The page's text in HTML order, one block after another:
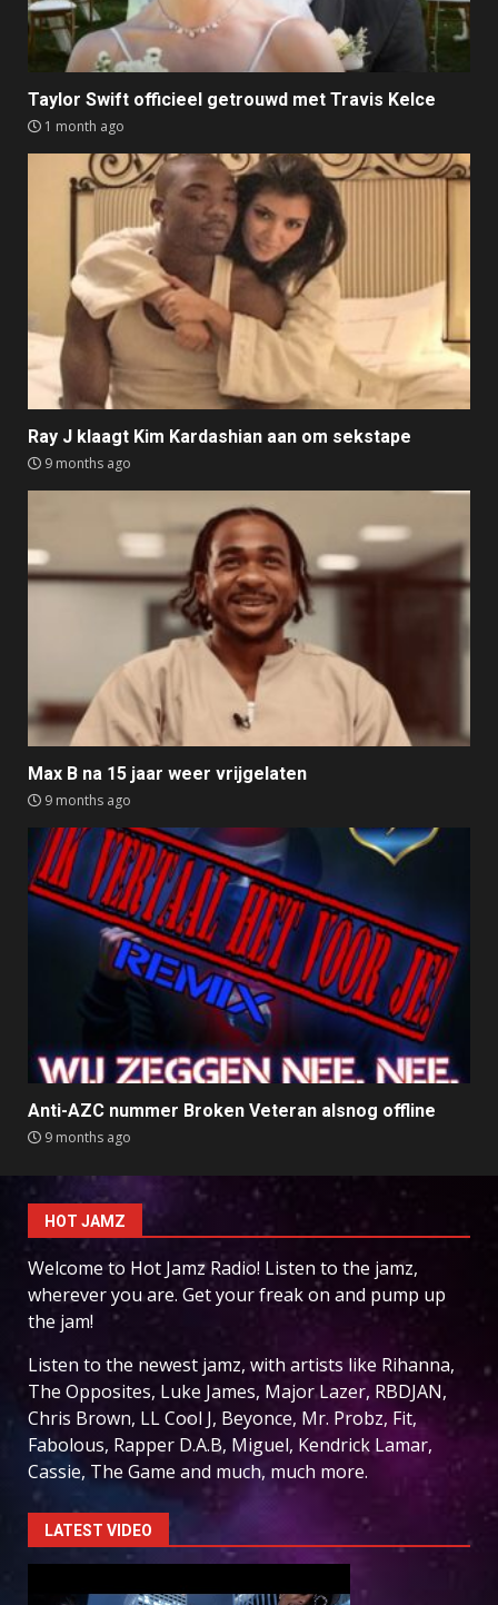
Taylor Swift officieel getrouwd met Travis Kelce
1 month ago
Ray J klaagt Kim Kardashian aan om sekstape
9 months ago
Max B na 15 jaar weer vrijgelaten
9 months ago
Anti-AZC nummer Broken Veteran alsnog offline
9 months ago
HOT JAMZ
Welcome to Hot Jamz Radio! Listen to the jamz,
wherever you are. Get your freak on and pump up
the jam!
Listen to the newest jamz, with artists like Rihanna,
The Opposites, Luke James, Major Lazer, RBDJAN,
Chris Brown, LL Cool J, Beyonce, Mr. Probz, Fit,
Fabolous, Rapper D.A.B, Miguel, Kendrick Lamar,
Cassie, The Game and much, much more.
LATEST VIDEO